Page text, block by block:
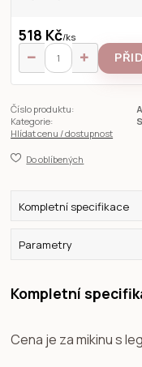
518 Kč/ks
Číslo produktu:
Kategorie:
Hlídat cenu / dostupnost
Do oblíbených
Kompletní specifikace
Parametry
Kompletní
Cena je za mikinu s